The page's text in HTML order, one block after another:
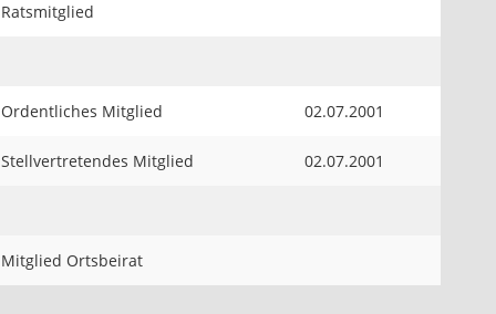
Ratsmitglied
Ordentliches Mitglied 02.07.2001
Stellvertretendes Mitglied 02.07.2001
Mitglied Ortsbeirat